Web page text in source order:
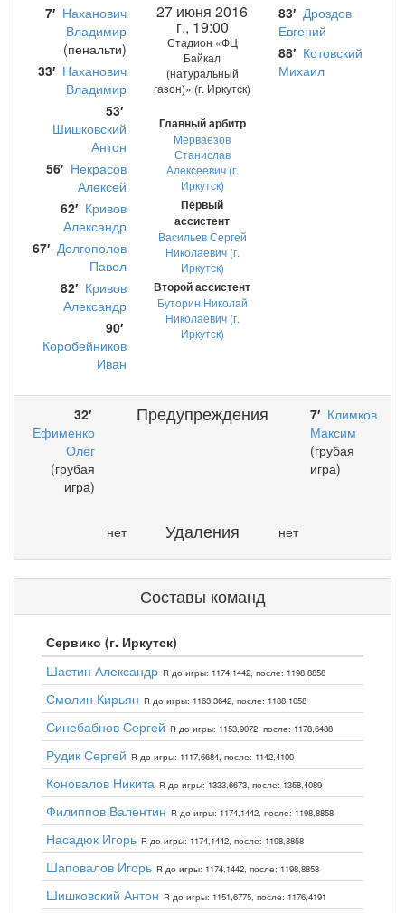
7′ Наханович
Владимир
(пенальти)
33′ Наханович
Владимир
53′
Шишковский
Антон
56′ Некрасов
Алексей
62′ Кривов
Александр
67′ Долгополов
Павел
82′ Кривов
Александр
90′
Коробейников
Иван
27 июня 2016
г., 19:00
Стадион «ФЦ
Байкал
(натуральный
газон)» (г. Иркутск)
Главный арбитр
Мерваезов
Станислав
Алексеевич (г.
Иркутск)
Первый
ассистент
Васильев Сергей
Николаевич (г.
Иркутск)
Второй ассистент
Буторин Николай
Николаевич (г.
Иркутск)
83′ Дроздов
Евгений
88′ Котовский
Михаил
32′
Ефименко
Олег
(грубая
игра)
Предупреждения 7′ Климков
Максим
(грубая
игра)
нет Удаления нет
Составы команд
Сервико (г. Иркутск)
Шастин Александр R до игры: 1174,1442, после: 1198,8858
Смолин Кирьян R до игры: 1163,3642, после: 1188,1058
Синебабнов Сергей R до игры: 1153,9072, после: 1178,6488
Рудик Сергей R до игры: 1117,6684, после: 1142,4100
Коновалов Никита R до игры: 1333,6673, после: 1358,4089
Филиппов Валентин R до игры: 1174,1442, после: 1198,8858
Насадюк Игорь R до игры: 1174,1442, после: 1198,8858
Шаповалов Игорь R до игры: 1174,1442, после: 1198,8858
Шишковский Антон R до игры: 1151,6775, после: 1176,4191